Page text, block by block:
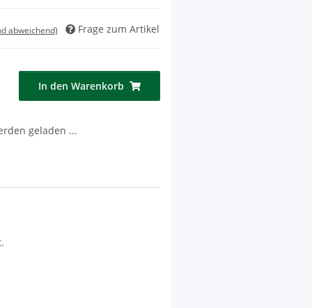
abweichend) Frage zum Artikel
In den Warenkorb
geladen ...